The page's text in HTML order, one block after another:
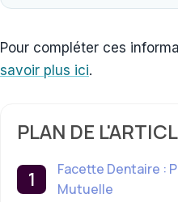
Pour compléter ces
savoir plus ici.
PLAN DE
Facette Dentaire :
Mutuelle